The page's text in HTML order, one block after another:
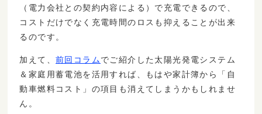
（電力会社との契約内容による）で充電できるので、
コストだけでなく充電時間のロスも抑えることが出来
るのです。
加えて、前回コラムでご紹介した太陽光発電システム
＆家庭用蓄電池を活用すれば、もはや家計簿から「自
動車燃料コスト」の項目も消えてしまうかもしれませ
ん。